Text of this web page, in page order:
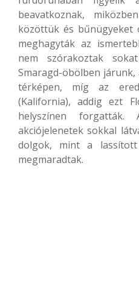
beavatkoznak,
közöttük és bűnügyeket
meghagyták az
nem szórakoztak
Smaragd-öbölben
térképen, míg az
(Kalifornia), addig ezt
helyszínen
akciójelenetek sokkal
dolgok, mint a lassított
megmaradtak.